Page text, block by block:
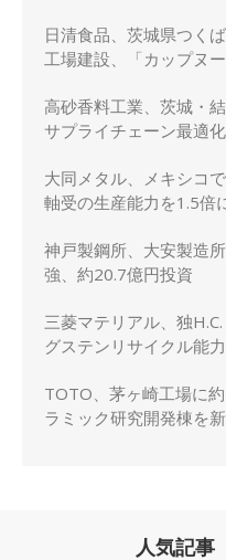
日清食品、茨城県つく
工場建設、「カップヌ
高砂香料工業、茨城・
サプライチェーン最適
大同メタル、メキシコ
軸受の生産能力を1.5倍
神戸製鋼所、大安製造
強、約20.7億円投資
三菱マテリアル、独
グステンリサイクル能
TOTO、茅ヶ崎工場に
ラミック研究開発棟を
人気記事